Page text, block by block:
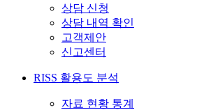
상담 신청
상담 내역 확인
고객제안
신고센터
RISS 활용도 분석
자료 현황 통계